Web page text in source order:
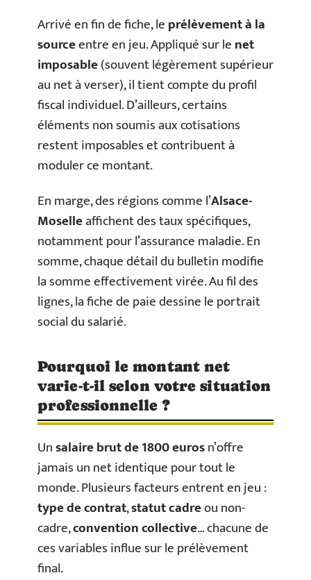
Arrivé en fin de fiche, leprélèvement à la
sourceentre en jeu. Appliqué sur lenet
imposable(souvent légèrement supérieur
au net à verser), il tient compte du profil
fiscal individuel. D’ailleurs, certains
éléments non soumis aux cotisations
restent imposables et contribuent à
moduler ce montant.
En marge, des régions comme l’Alsace-
Moselleaffichent des taux spécifiques,
notamment pour l’assurance maladie. En
somme, chaque détail du bulletin modifie
la somme effectivement virée. Au fil des
lignes, la fiche de paie dessine le portrait
social du salarié.
Pourquoi le montant net
varie-t-il selon votre situation
professionnelle ?
Unsalaire brut de 1800 eurosn’offre
jamais un net identique pour tout le
monde. Plusieurs facteurs entrent en jeu :
type de contrat,statut cadreou non-
cadre,convention collective… chacune de
ces variables influe sur le prélèvement
final.